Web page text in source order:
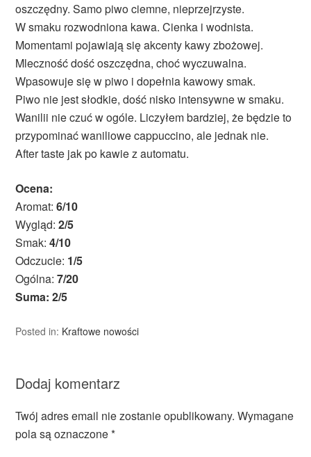
oszczędny. Samo piwo ciemne, nieprzejrzyste.
W smaku rozwodniona kawa. Cienka i wodnista.
Momentami pojawiają się akcenty kawy zbożowej.
Mleczność dość oszczędna, choć wyczuwalna.
Wpasowuje się w piwo i dopełnia kawowy smak.
Piwo nie jest słodkie, dość nisko intensywne w smaku.
Wanilii nie czuć w ogóle. Liczyłem bardziej, że będzie to
przypominać waniliowe cappuccino, ale jednak nie.
After taste jak po kawie z automatu.
Ocena:
Aromat:6/10
Wygląd:2/5
Smak:4/10
Odczucie: 1/5
Ogólna:7/20
Suma: 2/5
Posted in: Kraftowe nowości
Dodaj komentarz
Twój adres email nie zostanie opublikowany. Wymagane
pola są oznaczone*